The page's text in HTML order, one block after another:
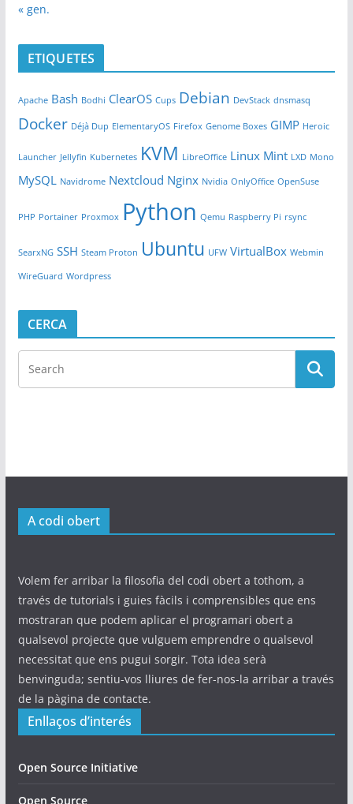
« gen.
ETIQUETES
Apache Bash Bodhi ClearOS Cups Debian DevStack dnsmasq
Docker Déjà Dup ElementaryOS Firefox Genome Boxes GIMP Heroic
Launcher Jellyfin Kubernetes KVM LibreOffice Linux Mint LXD Mono
MySQL Navidrome Nextcloud Nginx Nvidia OnlyOffice OpenSuse
PHP Portainer Proxmox Python Qemu Raspberry Pi rsync
SearxNG SSH Steam Proton Ubuntu UFW VirtualBox Webmin
WireGuard Wordpress
CERCA
A codi obert
Volem fer arribar la filosofia del codi obert a tothom, a
través de tutorials i guies fàcils i comprensibles que ens
mostraran que podem aplicar el programari obert a
qualsevol projecte que vulguem emprendre o qualsevol
necessitat que ens pugui sorgir. Tota idea serà
benvinguda; sentiu-vos lliures de fer-nos-la arribar a través
de la pàgina de contacte.
Enllaços d’interés
Open Source Initiative
Open Source